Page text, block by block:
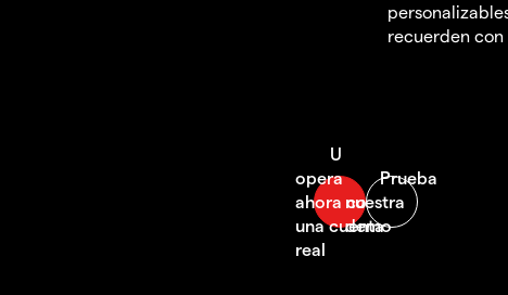
recuerden